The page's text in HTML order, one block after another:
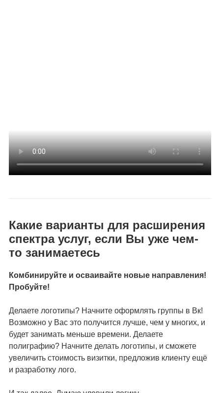
Какие варианты для расширения
спектра услуг, если Вы уже чем-
то занимаетесь
Комбинируйте и осваивайте новые направления!
Пробуйте!
Делаете логотипы? Начните оформлять группы в Вк!
Возможно у Вас это получится лучше, чем у многих, и
будет занимать меньше времени. Делаете
полиграфию? Начните делать логотипы, и сможете
увеличить стоимость визитки, предложив клиенту ещё
и разработку лого.